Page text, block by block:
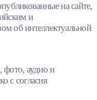
на сайте,
и
об интеллектуальной
фото, аудио и
с согласия